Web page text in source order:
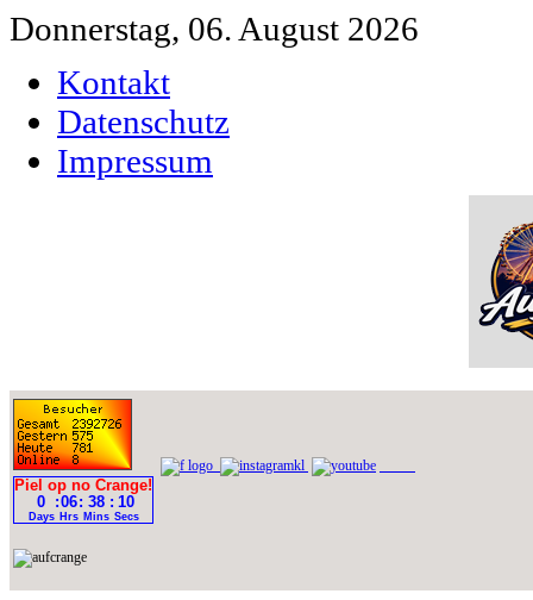
Donnerstag, 06. August 2026
Kontakt
Datenschutz
Impressum